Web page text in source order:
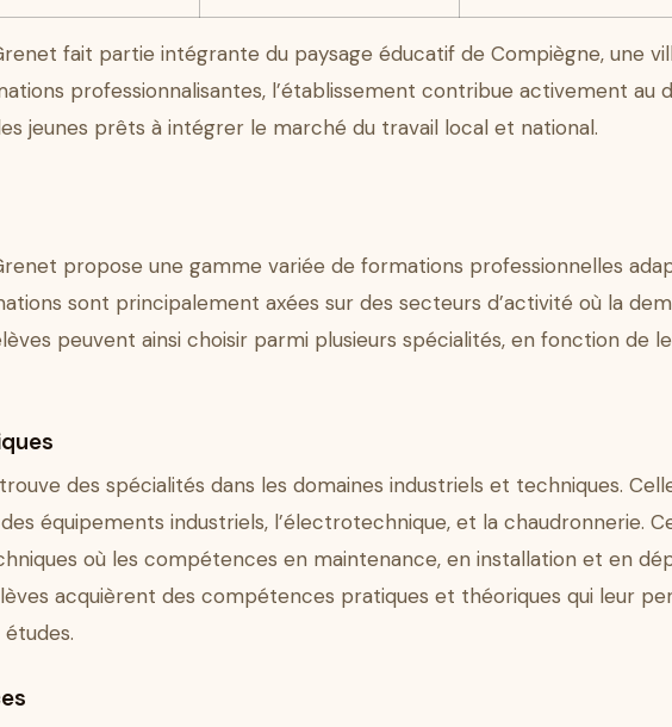
fait partie intégrante du paysage éducatif de Compiègne, une
professionnalisantes, l’établissement contribue activement au
jeunes prêts à intégrer le marché du travail local et national.
propose une gamme variée de formations professionnelles
sont principalement axées sur des secteurs d’activité où la
peuvent ainsi choisir parmi plusieurs spécialités, en fonction de
des spécialités dans les domaines industriels et techniques.
équipements industriels, l’électrotechnique, et la chaudronnerie.
où les compétences en maintenance, en installation et en
acquièrent des compétences pratiques et théoriques qui leur